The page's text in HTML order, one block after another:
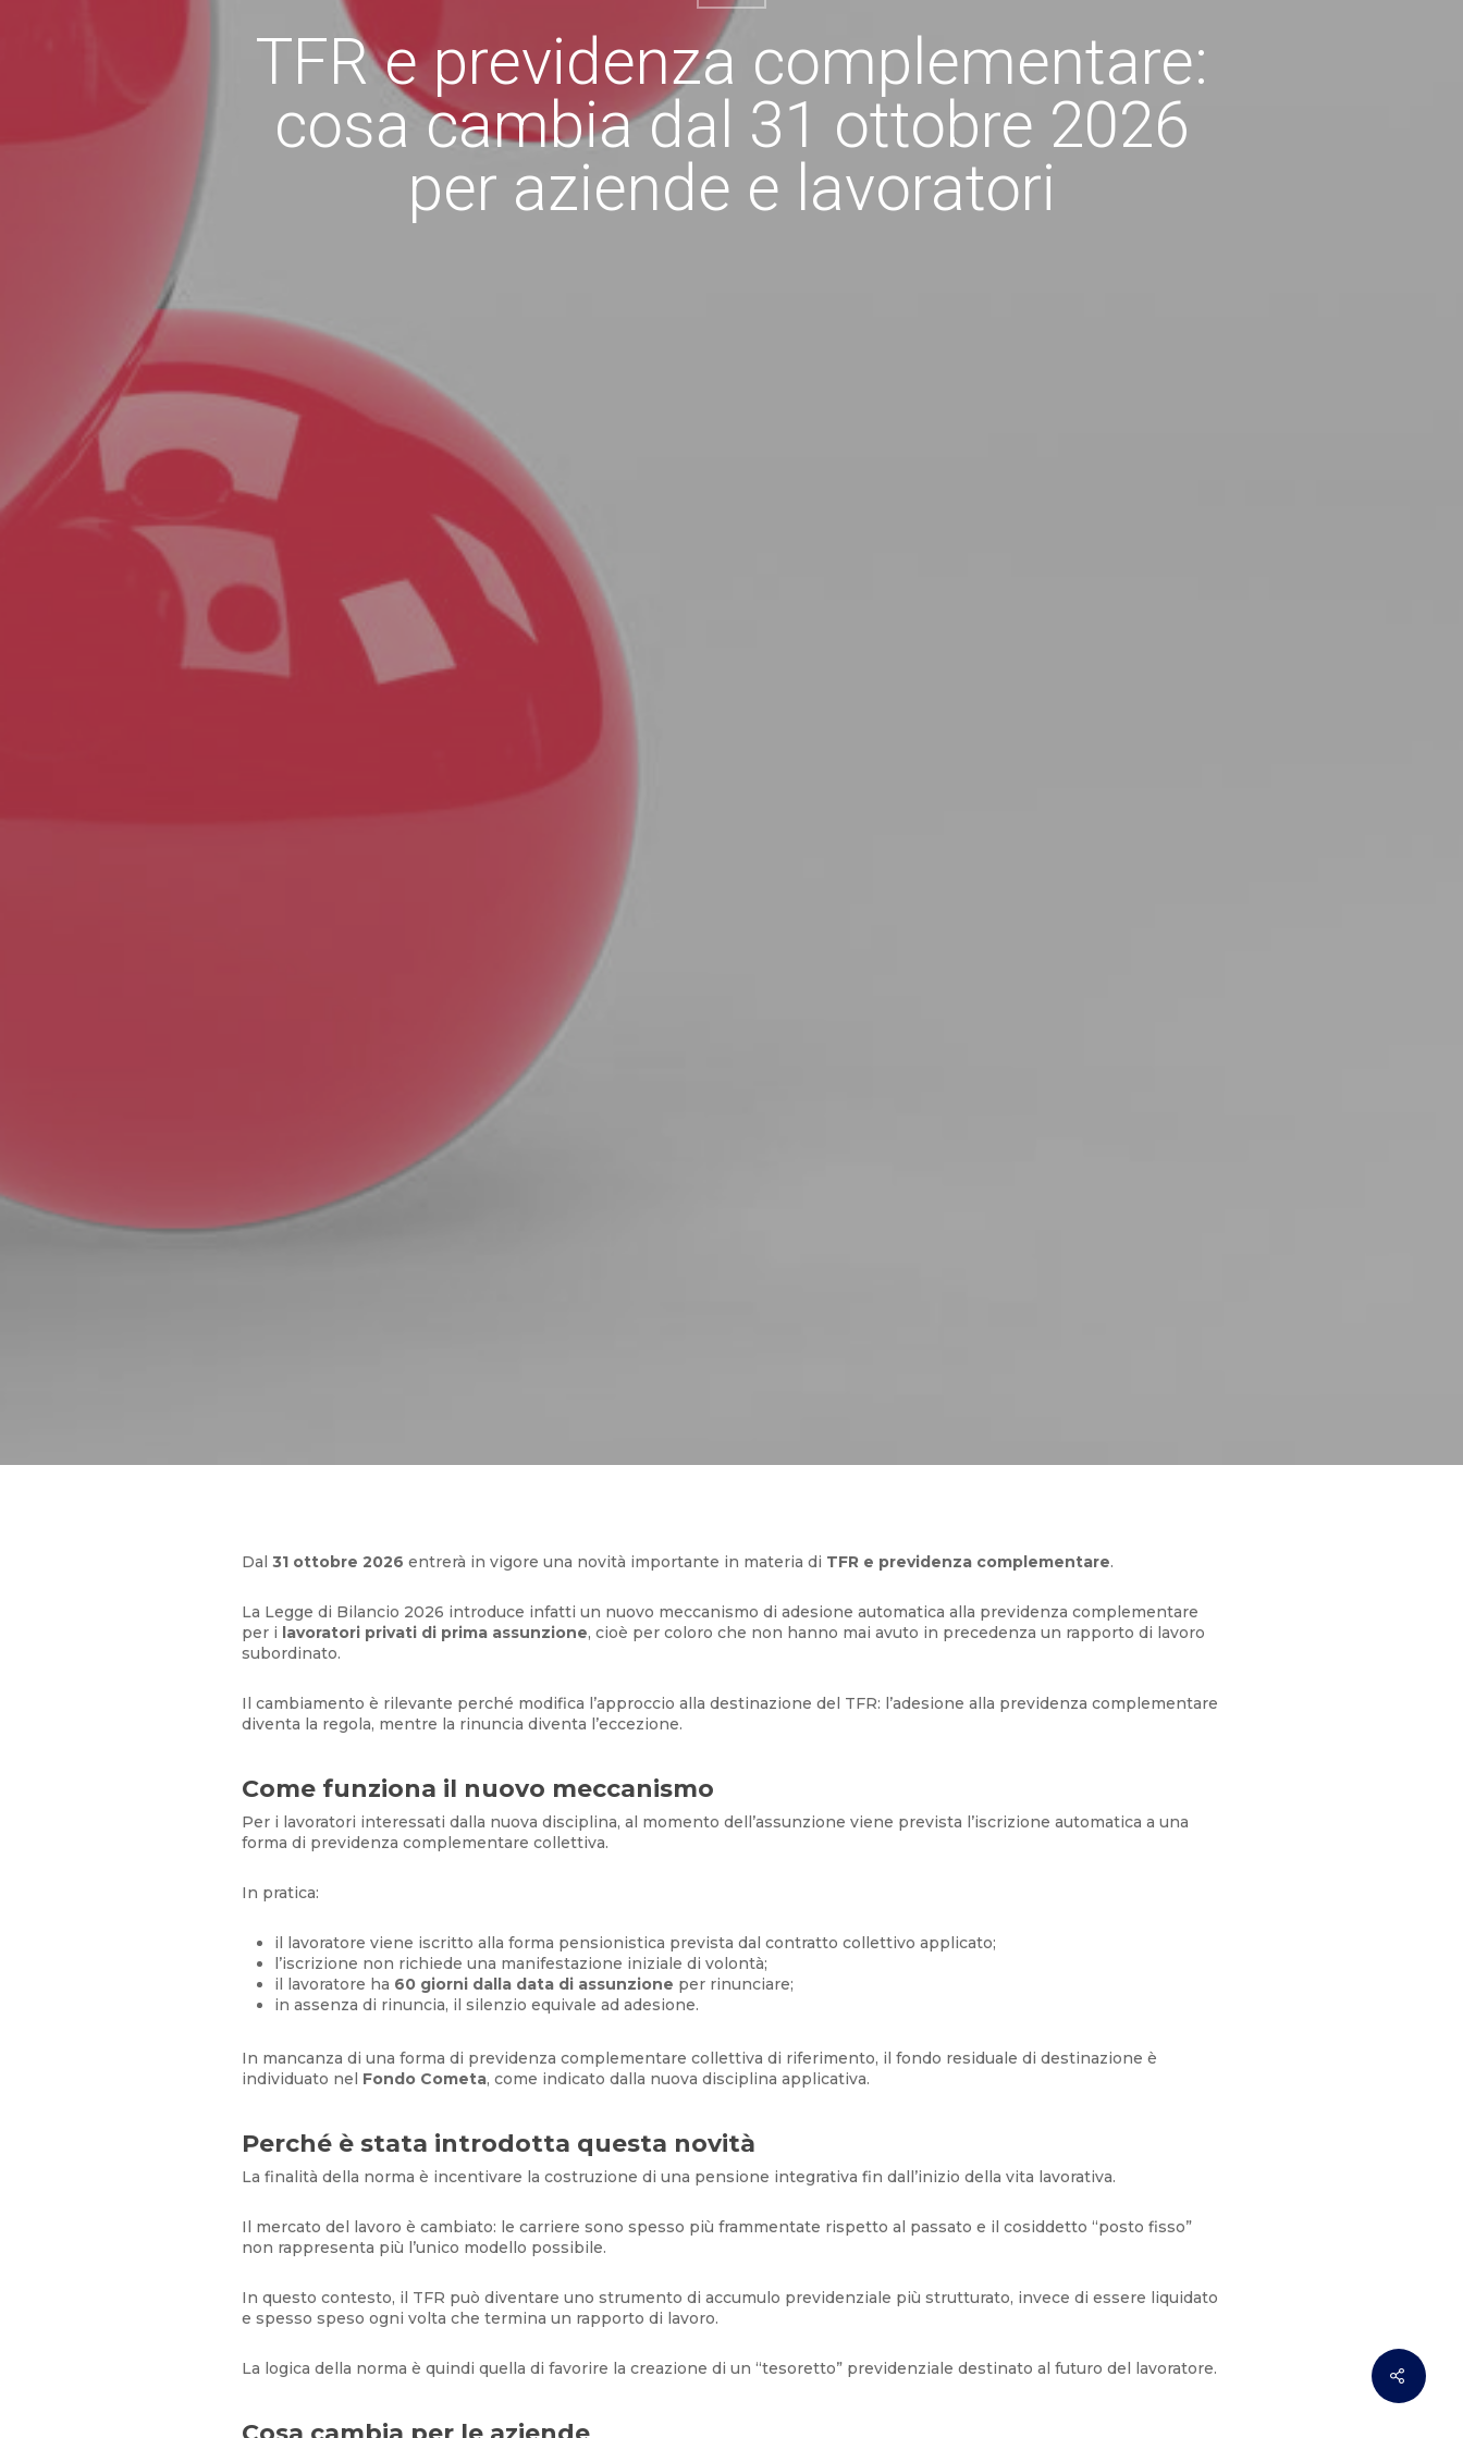
TFR e previdenza complementare:
cosa cambia dal 31 ottobre 2026
per aziende e lavoratori
Dal31 ottobre 2026 entrerà in vigore una novità importante in materia di TFR e previdenza complementare.
La Legge di Bilancio 2026 introduce infatti un nuovo meccanismo di adesione automatica alla previdenza complementare
per i lavoratori privati di prima assunzione, cioè per coloro che non hanno mai avuto in precedenza un rapporto di lavoro
subordinato.
Il cambiamento è rilevante perché modifica l’approccio alla destinazione del TFR: l’adesione alla previdenza complementare
diventa la regola, mentre la rinuncia diventa l’eccezione.
Come funziona il nuovo meccanismo
Per i lavoratori interessati dalla nuova disciplina, al momento dell’assunzione viene prevista l’iscrizione automatica a una
forma di previdenza complementare collettiva.
In pratica:
il lavoratore viene iscritto alla forma pensionistica prevista dal contratto collettivo applicato;
l’iscrizione non richiede una manifestazione iniziale di volontà;
il lavoratore ha 60 giorni dalla data di assunzione per rinunciare;
in assenza di rinuncia, il silenzio equivale ad adesione.
In mancanza di una forma di previdenza complementare collettiva di riferimento, il fondo residuale di destinazione è
individuato nel Fondo Cometa, come indicato dalla nuova disciplina applicativa.
Perché è stata introdotta questa novità
La finalità della norma è incentivare la costruzione di una pensione integrativa fin dall’inizio della vita lavorativa.
Il mercato del lavoro è cambiato: le carriere sono spesso più frammentate rispetto al passato e il cosiddetto “posto fisso”
non rappresenta più l’unico modello possibile.
In questo contesto, il TFR può diventare uno strumento di accumulo previdenziale più strutturato, invece di essere liquidato
e spesso speso ogni volta che termina un rapporto di lavoro.
La logica della norma è quindi quella di favorire la creazione di un “tesoretto” previdenziale destinato al futuro del lavoratore. Share